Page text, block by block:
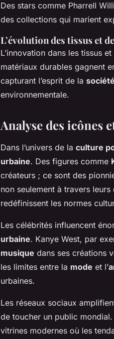
Des stars comme Pharrell
des collections qui marient
L’évolution des tissus et
L’innovation dans les tissus
matériaux durables gagnent
capturant l’esprit de la
environnementale.
Analyse des icônes
Dans l’univers de la culture
urbaine. Des figures comme
créateurs ; ce sont des
non seulement à travers
redéfinissent les normes
Les célébrités influencent
urbaine. Kanye West, par
musique dans ses créations
les limites entre la mode et l’
urbaines.
Les réseaux sociaux
de toucher un public
vitrines modernes où les